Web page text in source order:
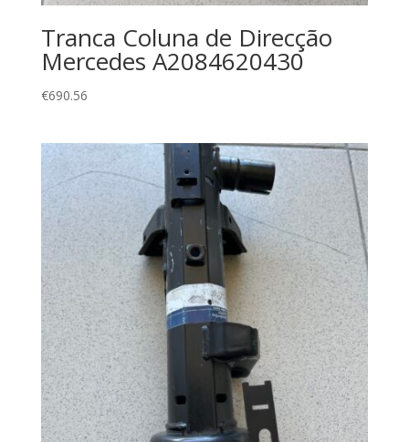
Tranca Coluna de Direcção
Mercedes A2084620430
€690.56